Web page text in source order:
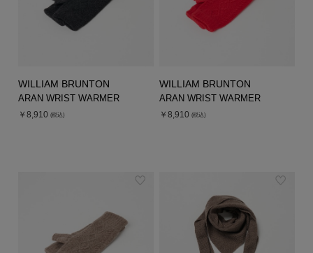
WILLIAM BRUNTON
ARAN WRIST WARMER
￥8,910 (税込)
WILLIAM BRUNTON
ARAN WRIST WARMER
￥8,910 (税込)